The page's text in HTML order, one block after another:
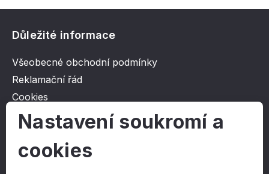
Důležité informace
Všeobecné obchodní podmínky
Reklamační řád
Cookies
Ochrana osobních údajů
O společnosti
Nastavení soukromí a
cookies